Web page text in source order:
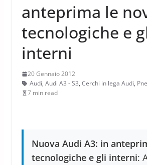
anteprima le
tecnologiche e
interni
20 Gennaio 2012
Audi, Audi A3 - S3, Cerchi in lega Audi,
7 min read
Nuova Audi A3: in
tecnologiche e gli interni: